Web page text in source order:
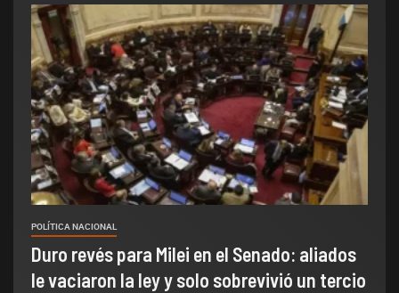
POLÍTICA NACIONAL
Duro revés para Milei en el Senado: aliados
le vaciaron la ley y solo sobrevivió un tercio